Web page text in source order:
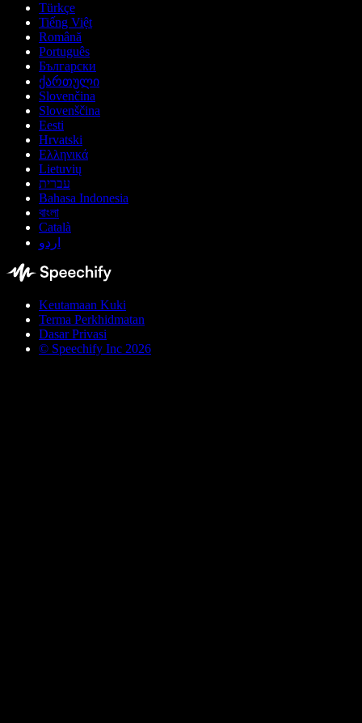
Türkçe
Tiếng Việt
Română
Português
Български
ქართული
Slovenčina
Slovenščina
Eesti
Hrvatski
Ελληνικά
Lietuvių
עברית
Bahasa Indonesia
বাংলা
Català
اردو
Keutamaan Kuki
Terma Perkhidmatan
Dasar Privasi
© Speechify Inc 2026